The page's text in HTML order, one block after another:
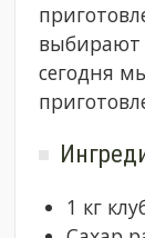
сегодня
1 кг